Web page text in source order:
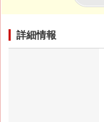
詳細情報